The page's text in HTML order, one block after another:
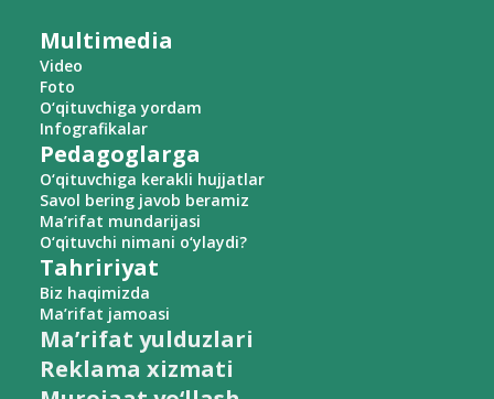
Multimedia
Video
Foto
O‘qituvchiga yordam
Infografikalar
Pedagoglarga
O‘qituvchiga kerakli hujjatlar
Savol bering javob beramiz
Ma’rifat mundarijasi
O‘qituvchi nimani o‘ylaydi?
Tahririyat
Biz haqimizda
Ma’rifat jamoasi
Ma’rifat yulduzlari
Reklama xizmati